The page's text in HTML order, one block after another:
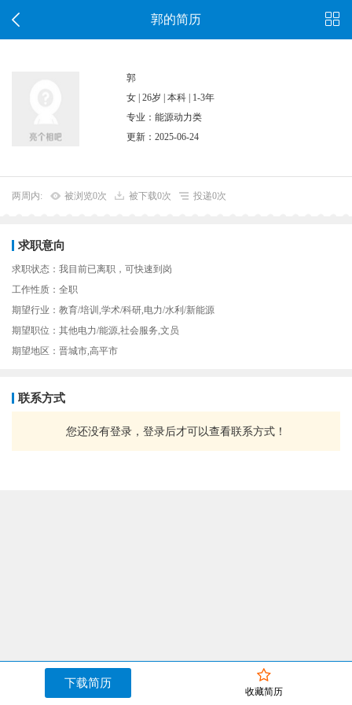
郭的简历
郭
女 | 26岁 | 本科 | 1-3年
专业：能源动力类
更新：2025-06-24
两周内: 被浏览0次 被下载0次 投递0次
求职意向
求职状态：我目前已离职，可快速到岗
工作性质：全职
期望行业：教育/培训,学术/科研,电力/水利/新能源
期望职位：其他电力/能源,社会服务,文员
期望地区：晋城市,高平市
联系方式
您还没有登录，登录后才可以查看联系方式！
下载简历
收藏简历